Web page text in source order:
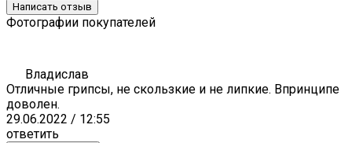
Написать отзыв
Фотографии покупателей
Владислав
Отличные грипсы, не скользкие и не липкие. Впринципе
доволен.
29.06.2022 / 12:55
ответить